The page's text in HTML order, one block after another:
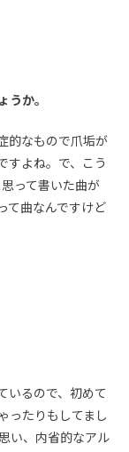
か。
的なもので爪垢が
すよね。で、こう
って書いた曲が
て曲なんですけど
いるので、初めて
ったりもしてまし
い、内省的なアル